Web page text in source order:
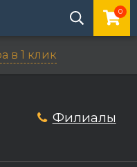
0
в 1 клик
Филиалы